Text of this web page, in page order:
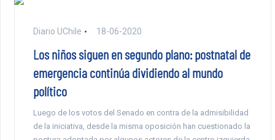
Diario UChile 18-06-2020
Los niños siguen en segundo plano: postnatal de
emergencia continúa dividiendo al mundo
político
Luego de los votos del Senado en contra de la admisibilidad
de la iniciativa, desde la misma oposición han cuestionado la